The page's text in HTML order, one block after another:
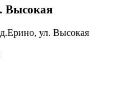
Высокая
ул. Высокая